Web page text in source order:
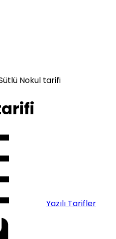
Nokul tarifi
Yazılı Tarifler